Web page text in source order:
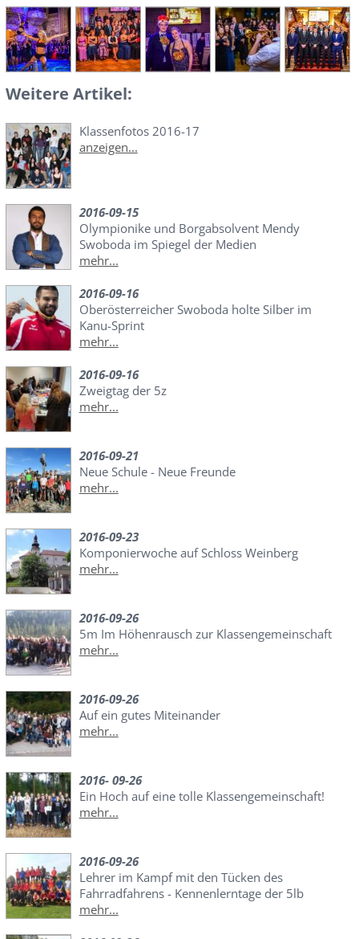
Weitere Artikel:
Klassenfotos 2016-17
anzeigen...
2016-09-15
Olympionike und Borgabsolvent Mendy
Swoboda im Spiegel der Medien
mehr...
2016-09-16
Oberösterreicher Swoboda holte Silber im
Kanu-Sprint
mehr...
2016-09-16
Zweigtag der 5z
mehr...
2016-09-21
Neue Schule - Neue Freunde
mehr...
2016-09-23
Komponierwoche auf Schloss Weinberg
mehr...
2016-09-26
5m Im Höhenrausch zur Klassengemeinschaft
mehr...
2016-09-26
Auf ein gutes Miteinander
mehr...
2016- 09-26
Ein Hoch auf eine tolle Klassengemeinschaft!
mehr...
2016-09-26
Lehrer im Kampf mit den Tücken des
Fahrradfahrens - Kennenlerntage der 5lb
mehr...